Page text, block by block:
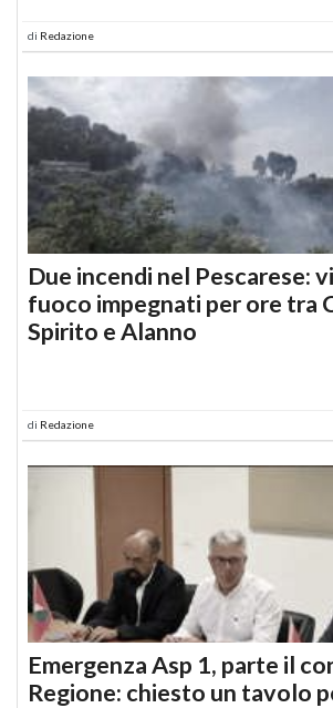
di Redazione
Due incendi nel Pescarese:
fuoco impegnati per ore tra
Spirito e Alanno
di Redazione
Emergenza Asp 1, parte il
Regione: chiesto un tavolo